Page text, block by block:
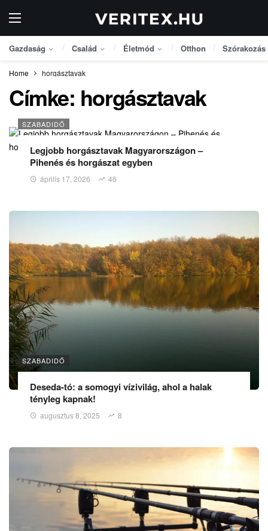
Gazdaság Család Életmód Otthon Szórakozás
Home horgásztavak
Címke: horgásztavak
SZABADIDŐ
Legjobb horgásztavak Magyarországon –
Pihenés és horgászat egyben
április 17, 2026 46
SZABADIDŐ
Deseda-tó: a somogyi vízivilág, ahol a halak
tényleg kapnak!
augusztus 8, 2025 8